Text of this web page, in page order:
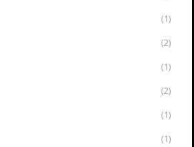
(1)
(2)
(1)
(2)
(1)
(1)